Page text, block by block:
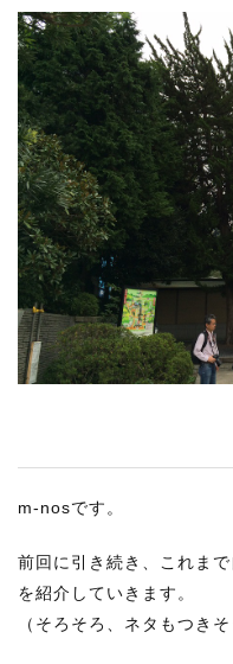
BUSINESS
WORKS
ACTION
RECRUIT
STAFF BLOG
CONTACT US
サイトマップ
プライバシーポリシー
m-nosです。
前回に引き続き、これま
を紹介していきます。
（そろそろ、ネタもつき